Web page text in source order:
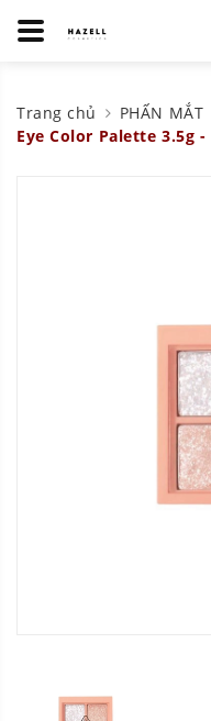
Trang chủ PHẤN MẮT
Eye Color Palette 3.5g